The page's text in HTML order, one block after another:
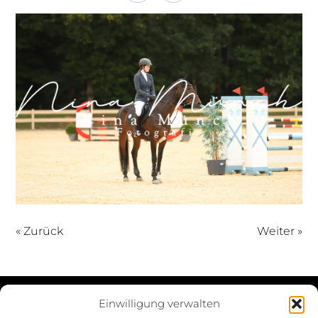
Einwilligung verwalten
« Zurück Weiter »